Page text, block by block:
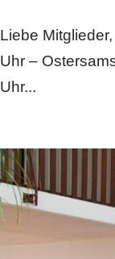
Liebe
Uhr –
Uhr...